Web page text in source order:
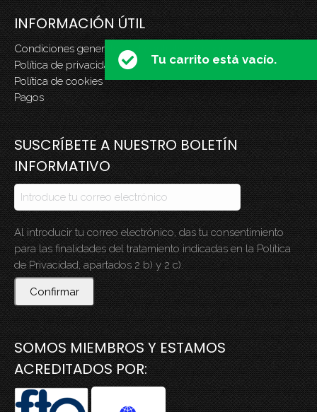
Tu carrito está vacío.
INFORMACIÓN ÚTIL
Condiciones generales del contrato de paquete
Política de privacidad
Política de cookies
Pagos
SUSCRÍBETE A NUESTRO BOLETÍN
INFORMATIVO
Al introducir tu correo electrónico, das tu consentimiento
para las finalidades del tratamiento indicadas en la Política
de Privacidad, apartados 2 b) y 2 c).
Confirmar
SOMOS MIEMBROS Y ESTAMOS
ACREDITADOS POR: